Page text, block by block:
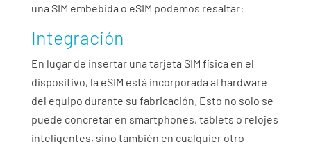
una SIM embebida o eSIM podemos resaltar:
Integración
En lugar de insertar una tarjeta SIM física en el
dispositivo, la eSIM está incorporada al hardware
del equipo durante su fabricación. Esto no solo se
puede concretar en smartphones, tablets o relojes
inteligentes, sino también en cualquier otro